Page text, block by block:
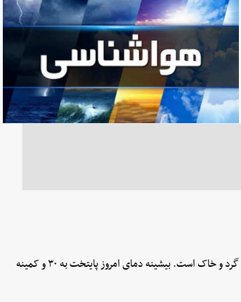
امروز آسمان تهران صاف همراه با وزش باد، گاهی وزش باد شدید و گرد و خاک است. بیشینه دمای امروز پایتخت به ۳۰ و کمینه